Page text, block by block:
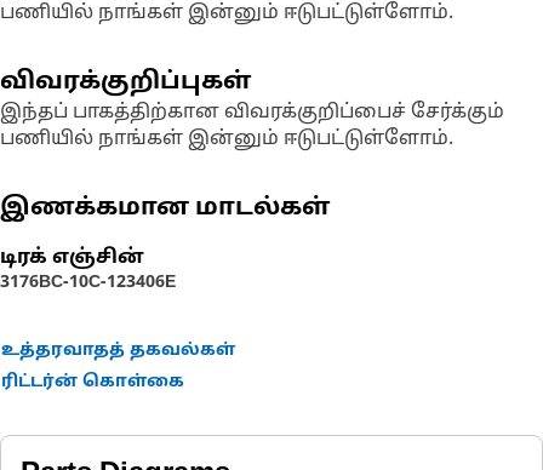
பணியில் நாங்கள் இன்னும் ஈடுபட்டுள்ளோம்.
விவரக்குறிப்புகள்
இந்தப் பாகத்திற்கான விவரக்குறிப்பைச் சேர்க்கும்
பணியில் நாங்கள் இன்னும் ஈடுபட்டுள்ளோம்.
இணக்கமான மாடல்கள்
டிரக் எஞ்சின்
3176BC-10C-123406E
உத்தரவாதத் தகவல்கள்
ரிட்டர்ன் கொள்கை